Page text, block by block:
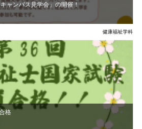
ャンパス見学会」の開催！
健康福祉学科
格